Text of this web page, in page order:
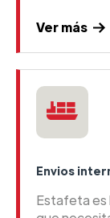
Ver más
Envios
Estafeta es